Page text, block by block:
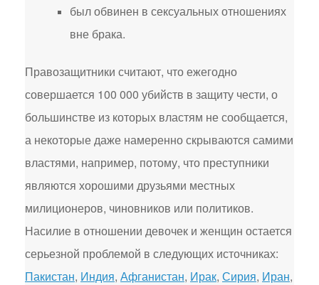
был обвинен в сексуальных отношениях
вне брака.
Правозащитники считают, что ежегодно
совершается 100 000 убийств в защиту чести, о
большинстве из которых властям не сообщается,
а некоторые даже намеренно скрываются самими
властями, например, потому, что преступники
являются хорошими друзьями местных
милиционеров, чиновников или политиков.
Насилие в отношении девочек и женщин остается
серьезной проблемой в следующих источниках:
Пакистан, Индия, Афганистан, Ирак, Сирия, Иран,